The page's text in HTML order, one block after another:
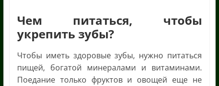
Чем питаться, чтобы
укрепить зубы?
Чтобы иметь здоровые зубы, нужно питаться
пищей, богатой минералами и витаминами.
Поедание только фруктов и овощей еще не